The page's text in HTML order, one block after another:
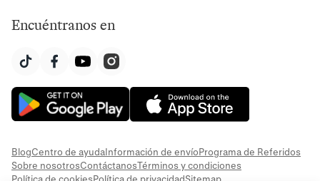
Encuéntranos en
BlogCentro de ayudaInformación de envíoPrograma de Referidos
Sobre nosotrosContáctanosTérminos y condiciones
Política de cookiesPolítica de privacidadSitemap